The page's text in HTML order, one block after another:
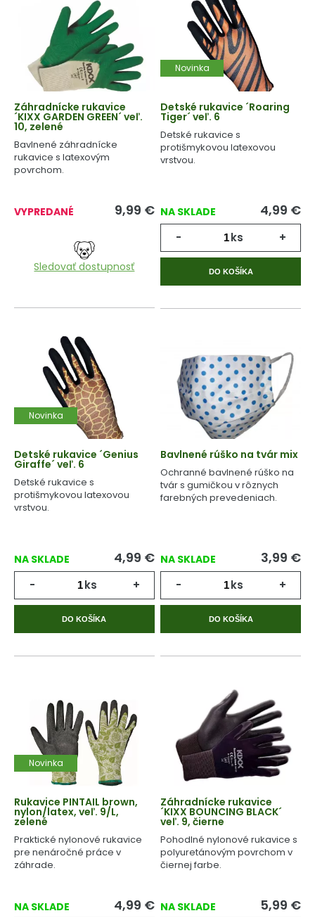
Záhradnícke rukavice
´KIXX GARDEN GREEN´ veľ.
10, zelené
Bavlnené záhradnícke
rukavice s latexovým
povrchom.
VYPREDANÉ 9,99 €
Sledovať dostupnosť
Novinka
Detské rukavice ´Roaring
Tiger´ veľ. 6
Detské rukavice s
protišmykovou latexovou
vrstvou.
NA SKLADE 4,99 €
- ks +
DO KOŠÍKA
Novinka
Detské rukavice ´Genius
Giraffe´ veľ. 6
Detské rukavice s
protišmykovou latexovou
vrstvou.
NA SKLADE 4,99 €
- ks +
DO KOŠÍKA
Bavlnené rúško na tvár mix
Ochranné bavlnené rúško na
tvár s gumičkou v rôznych
farebných prevedeniach.
NA SKLADE 3,99 €
- ks +
DO KOŠÍKA
Novinka
Rukavice PINTAIL brown,
nylon/latex, veľ. 9/L,
zelené
Praktické nylonové rukavice
pre nenáročné práce v
záhrade.
NA SKLADE 4,99 €
Záhradnícke rukavice
´KIXX BOUNCING BLACK´
veľ. 9, čierne
Pohodlné nylonové rukavice s
polyuretánovým povrchom v
čiernej farbe.
NA SKLADE 5,99 €